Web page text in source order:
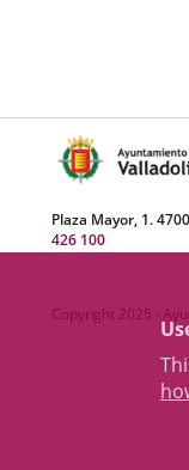
Plaza Mayor, 1.
426 100
Copyright 2025 -